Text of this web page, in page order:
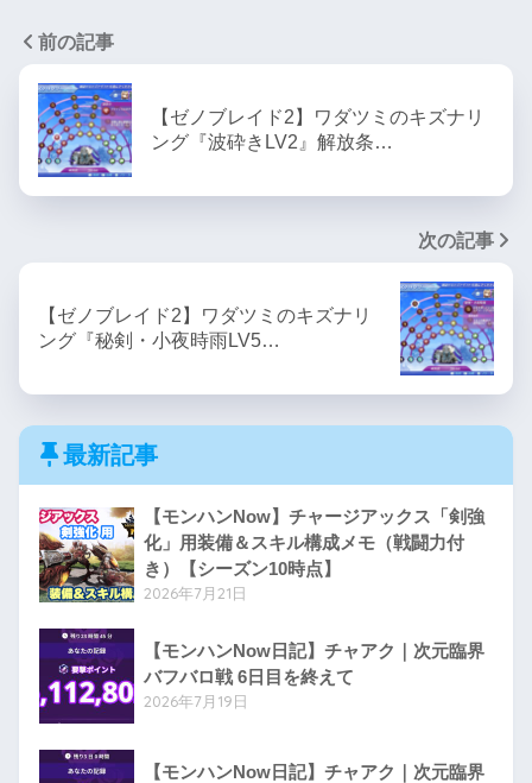
前の記事
【ゼノブレイド2】ワダツミのキズナリ
ング『波砕きLV2』解放条…
次の記事
【ゼノブレイド2】ワダツミのキズナリ
ング『秘剣・小夜時雨LV5…
最新記事
【モンハンNow】チャージアックス「剣強
化」用装備＆スキル構成メモ（戦闘力付
き）【シーズン10時点】
2026年7月21日
【モンハンNow日記】チャアク｜次元臨界
バフバロ戦 6日目を終えて
2026年7月19日
【モンハンNow日記】チャアク｜次元臨界